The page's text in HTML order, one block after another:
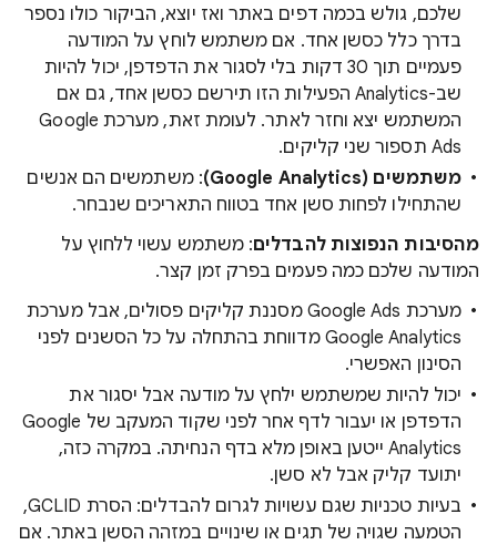
שלכם, גולש בכמה דפים באתר ואז יוצא, הביקור כולו נספר
בדרך כלל כסשן אחד. אם משתמש לוחץ על המודעה
פעמיים תוך 30 דקות בלי לסגור את הדפדפן, יכול להיות
שב-Analytics הפעילות הזו תירשם כסשן אחד, גם אם
המשתמש יצא וחזר לאתר. לעומת זאת, מערכת Google
Ads תספור שני קליקים.
משתמשים (Google Analytics)
: משתמשים הם אנשים
שהתחילו לפחות סשן אחד בטווח התאריכים שנבחר.
מהסיבות הנפוצות להבדלים: משתמש עשוי ללחוץ על
המודעה שלכם כמה פעמים בפרק זמן קצר.
מערכת Google Ads מסננת קליקים פסולים, אבל מערכת
Google Analytics מדווחת בהתחלה על כל הסשנים לפני
הסינון האפשרי.
יכול להיות שמשתמש ילחץ על מודעה אבל יסגור את
הדפדפן או יעבור לדף אחר לפני שקוד המעקב של Google
Analytics ייטען באופן מלא בדף הנחיתה. במקרה כזה,
יתועד קליק אבל לא סשן.
בעיות טכניות שגם עשויות לגרום להבדלים: הסרת GCLID,
הטמעה שגויה של תגים או שינויים במזהה הסשן באתר. אם